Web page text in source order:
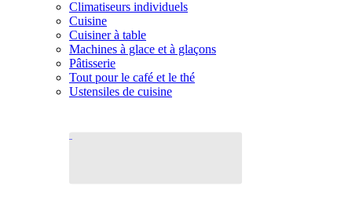
Climatiseurs individuels
Cuisine
Cuisiner à table
Machines à glace et à glaçons
Pâtisserie
Tout pour le café et le thé
Ustensiles de cuisine